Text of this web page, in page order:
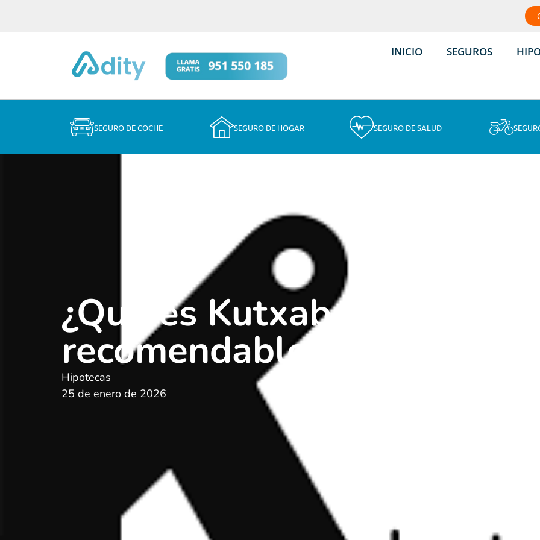
INICIO SEGUROS
SEGURO DE COCHE SEGURO DE HOGAR SEGURO DE SALUD
¿Qué es Kutxabank? ¿Es
recomendable? Análisis y
Hipotecas
25 de enero de 2026